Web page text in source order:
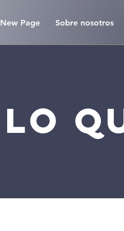
New Page Sobre nosotros
Lo